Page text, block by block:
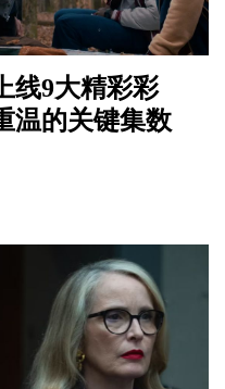
线9大精彩彩
温的关键集数